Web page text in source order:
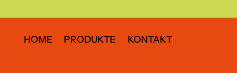
HOME PRODUKTE KONTAKT